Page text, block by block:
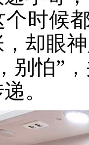
时候
却眼
别怕”
。